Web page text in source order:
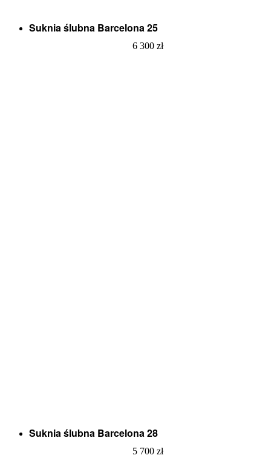
Suknia ślubna Barcelona 25
6 300 zł
Suknia ślubna Barcelona 28
5 700 zł